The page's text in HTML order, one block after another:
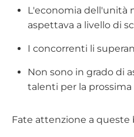
L'economia dell'unità
aspettava a livello di
I concorrenti li
Non sono in grado di
talenti per la prossima
Fate attenzione a queste